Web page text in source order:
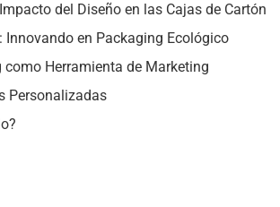
del Diseño en las Cajas de Cartón
en Packaging Ecológico
como Herramienta de Marketing
Personalizadas